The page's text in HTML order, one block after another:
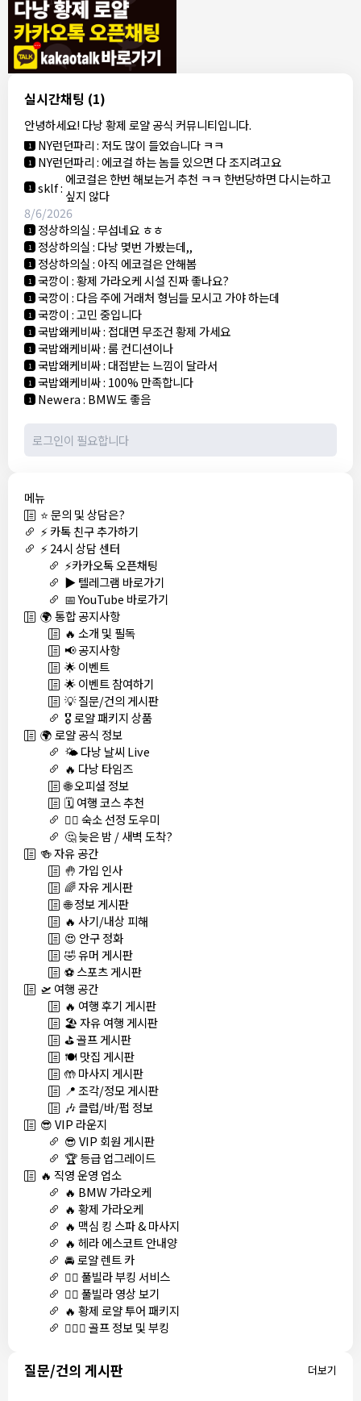
실시간채팅 (1)
안녕하세요! 다낭 황제 로얄 공식 커뮤니티입니다.
8/4/2026
1 모기한테물림:여기도 문의해보면 바로 알려줌
1 모기한테물림:정찰가보다 쌀수 없음
1 결혼안해:ㄹㅇ 팩트 ㅋㅋㅋㅋ
결혼안해:ㄹㅇ 팩트 ㅋㅋㅋㅋ
8/5/2026
NY런던파리 :다낭 에코걸 여기서 예약 가능한가요?
1 3군:에코걸 좀 조심 하는게 좋음
1 NY런던파리:저도 많이 들었습니다 ㅋㅋ
1 NY런던파리: 에코걸 하는 놈들 있으면 다 조지려고요
1 sklf: 에코걸은 한번 해보는거 추천 ㅋㅋ 한번당하면 다시는하고
싶지 않다
8/6/2026
1 정상하의실:무섭네요 ㅎㅎ
1 정상하의실: 다낭 몇번 가봤는데,,
1 정상하의실: 아직 에코걸은 안해봄
1 국깡이:황제 가라오케 시설 진짜 좋나요?
1 국깡이: 다음 주에 거래처 형님들 모시고 가야 하는데
1 국깡이:고민 중입니다
1 국밥왜케비싸: 접대면 무조건 황제 가세요
1 국밥왜케비싸:룸 컨디션이나
1 국밥왜케비싸: 대접받는 느낌이 달라서
1 국밥왜케비싸: 100% 만족합니다
1 Newera: BMW도 좋음
메뉴
⭐ 문의 및 상담은?
⚡ 카톡 친구 추가하기
⚡ 24시 상담 센터
⚡카카오톡 오픈채팅
▶️ 텔레그램 바로가기
📅 YouTube 바로가기
🌍 통합 공지사항
🔥 소개 및 필독
📢 공지사항
🌟 이벤트
🌟 이벤트 참여하기
💡 질문/건의 게시판
🎖️ 로얄 패키지 상품
🌍 로얄 공식 정보
🌤️ 다낭 날씨 Live
🔥 다낭 타임즈
🌐 오피셜 정보
🗓️ 여행 코스 추천
🏊‍♀️ 숙소 선정 도우미
🤔 늦은 밤 / 새벽 도착?
🍻 자유 공간
🤚 가입 인사
🌈 자유 게시판
🌐 정보 게시판
🔥 사기/내상 피해
😍 안구 정화
🤣 유머 게시판
⚽ 스포츠 게시판
🛫 여행 공간
🔥 여행 후기 게시판
🏖️ 자유 여행 게시판
⛳ 골프 게시판
🍽️ 맛집 게시판
🤲 마사지 게시판
📍 조각/정모 게시판
🎶 클럽/바/펍 정보
😎 VIP 라운지
😎 VIP 회원 게시판
🏆 등급 업그레이드
🔥 직영 운영 업소
🔥 BMW 가라오케
🔥 황제 가라오케
🔥 맥심 킹 스파 & 마사지
🔥 헤라 에스코트 안내양
🚘 로얄 렌트 카
🏊‍♀️ 풀빌라 부킹 서비스
🏊‍♀️ 풀빌라 영상 보기
🔥 황제 로얄 투어 패키지
🏌🏻‍♂️ 골프 정보 및 부킹
질문/건의 게시판 더보기